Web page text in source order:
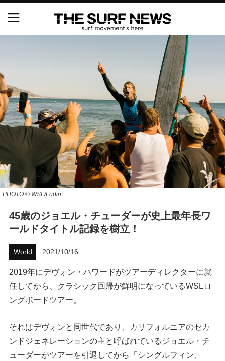
PHOTO:© WSL/Lodin
45歳のジョエル・チューダーが史上最年長ワ
ールドタイトル記録を樹立！
World 2021/10/16
2019年にデヴォン・ハワードがツアーディレクターに就
任してから、クラシック回帰が鮮明になっているWSLロ
ングボードツアー。
それはデヴォンと同世代であり、カリフォルニアのセカ
ンドジェネレーションの主と呼ばれているジョエル・チ
ューダーがツアーを引退してから「シングルフィン、
NSAと茅ヶ崎市が包括連携協定を締結 自治体との
協定は全国初、サーフィンを軸に地域活性化へ
【五十嵐カノア独占インタビュー】旧友レオ、ジャ
ックとの豪華プライベートセッション
S.ONE ショート＆ロング開幕戦・現地リポート（高
橋みなと）
ニュース
製品情報
特集
試合
ウェストジャパン